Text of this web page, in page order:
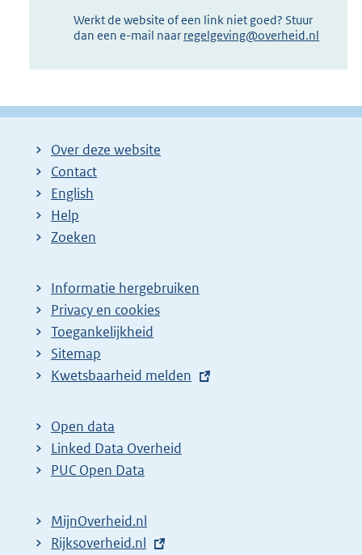
Werkt de website of een link niet goed? Stuur
dan een e-mail naar regelgeving@overheid.nl
Over deze website
Contact
English
Help
Zoeken
Informatie hergebruiken
Privacy en cookies
Toegankelijkheid
Sitemap
E
t
e
r
l
i
Kwetsbaarheid melden
Open data
Linked Data Overheid
PUC Open Data
MijnOverheid.nl
E
Rijksoverheid.nl